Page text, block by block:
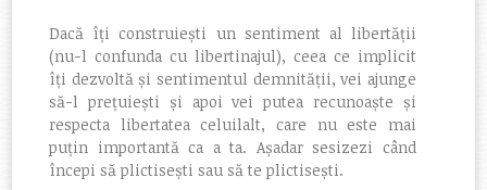
Dacă îți construiești un sentiment al libertății
(nu-l confunda cu libertinajul), ceea ce implicit
îți dezvoltă și sentimentul demnității, vei ajunge
să-l prețuiești și apoi vei putea recunoaște și
respecta libertatea celuilalt, care nu este mai
puțin importantă ca a ta. Așadar sesizezi când
începi să plictisești sau să te plictisești.